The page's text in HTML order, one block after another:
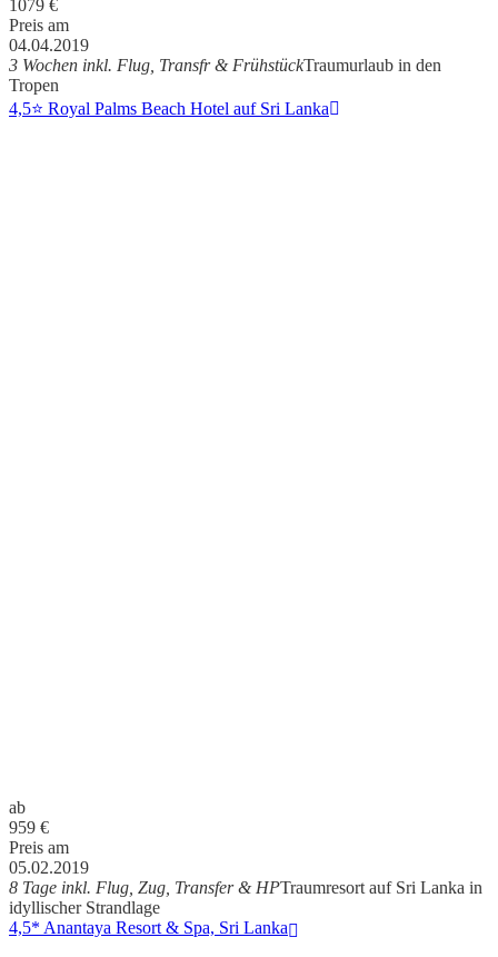
1079 €
Preis am
04.04.2019
3 Wochen inkl. Flug, Transfr & FrühstückTraumurlaub in den
Tropen
4,5⭐ Royal Palms Beach Hotel auf Sri Lanka
ab
959 €
Preis am
05.02.2019
8 Tage inkl. Flug, Zug, Transfer & HPTraumresort auf Sri Lanka in
idyllischer Strandlage
4,5* Anantaya Resort & Spa, Sri Lanka